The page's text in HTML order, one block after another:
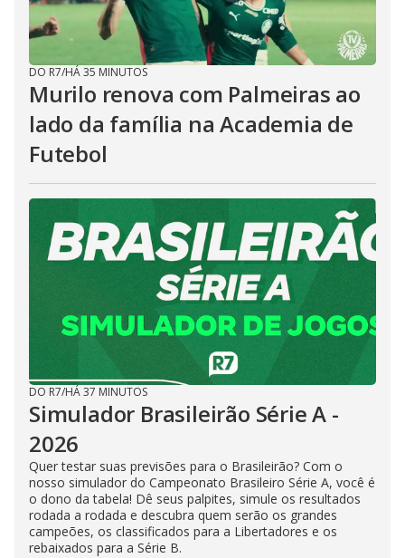
DO R7/HÁ 35 MINUTOS
Murilo renova com Palmeiras ao
lado da família na Academia de
Futebol
DO R7/HÁ 37 MINUTOS
Simulador Brasileirão Série A -
2026
Quer testar suas previsões para o Brasileirão? Com o
nosso simulador do Campeonato Brasileiro Série A, você é
o dono da tabela! Dê seus palpites, simule os resultados
rodada a rodada e descubra quem serão os grandes
campeões, os classificados para a Libertadores e os
rebaixados para a Série B.